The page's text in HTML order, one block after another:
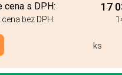
cena s DPH: 17
bez DPH:
ks
do košíku